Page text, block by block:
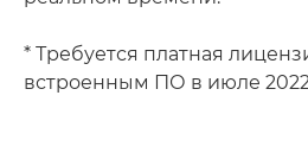
* Требуется платная
встроенным ПО в июле 2022